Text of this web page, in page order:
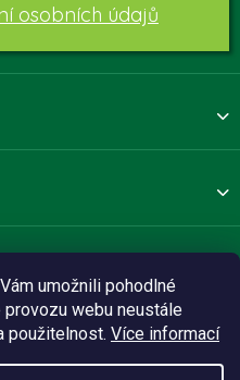
umožnili pohodlné
webu neustále
použitelnost. Více informací
osobních údajů